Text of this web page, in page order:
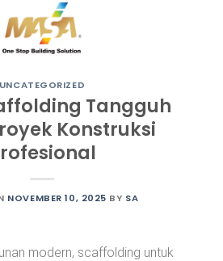
UNCATEGORIZED
Tangguh
Konstruksi
NOVEMBER 10, 2025 BY SA
modern, scaffolding untuk